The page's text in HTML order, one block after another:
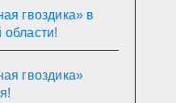
гвоздика» в
области!
гвоздика»